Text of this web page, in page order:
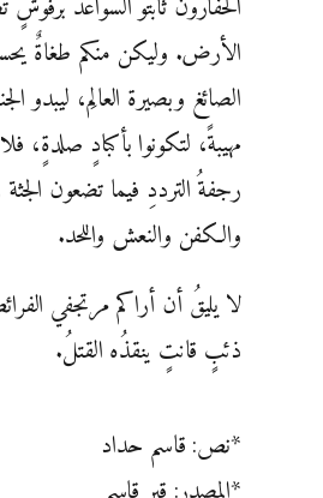
الأرض. وليكن منكم طغاةٌ
الصائغ وبصيرة العالِم، ليبدو
مهيبةً، لتكونوا بأكبادٍ صلدةٍ،
رجفةُ الترددِ فيما تضعون
والكفن والنعش واللحد.
لا يليقُ أن أراكم مرتجفي
ذئبٍ قانتٍ ينقذُه القتلُ.
*نص: قاسم حداد